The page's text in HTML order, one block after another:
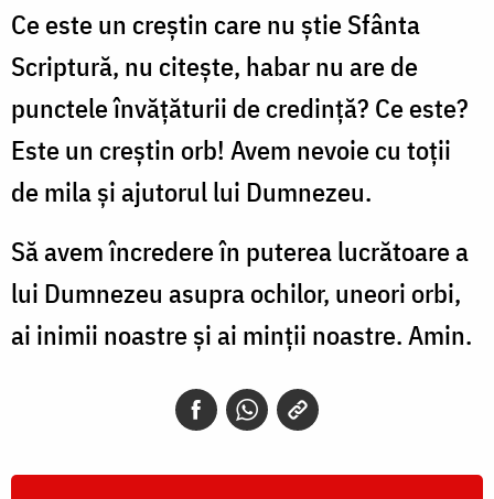
Ce este un creştin care nu ştie Sfânta
Scriptură, nu citeşte, habar nu are de
punctele învăţăturii de credinţă? Ce este?
Este un creştin orb! Avem nevoie cu toţii
de mila şi ajutorul lui Dumnezeu.
Să avem încredere în puterea lucrătoare a
lui Dumnezeu asupra ochilor, uneori orbi,
ai inimii noastre şi ai minţii noastre. Amin.